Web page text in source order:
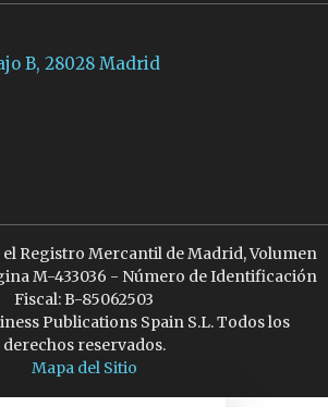
B, 28028 Madrid
el Registro Mercantil de Madrid, Volumen
M-433036 - Número de Identificación
Fiscal: B-85062503
Publications Spain S.L. Todos los
derechos reservados.
Mapa del Sitio